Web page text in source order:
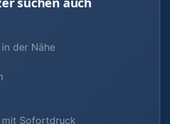
der Nähe
Sofortdruck